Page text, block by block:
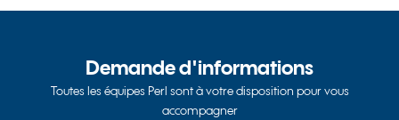
Demande d'informations
Toutes les équipes Perl sont à votre disposition pour vous
accompagner